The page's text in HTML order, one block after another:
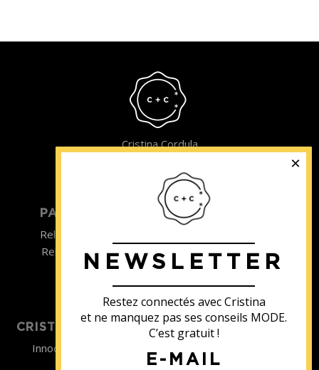
Cristina Cordula
PARTICULIER
Relooking homme
Relooking femme
ENTREPRISE
ENTREPRISE
Formations
CRISTINA SOUTIENT
Innocence en Danger
Contact
NEWSLETTER
Restez connectés avec Cristina
et ne manquez pas ses conseils MODE.
C’est gratuit !
E-MAIL